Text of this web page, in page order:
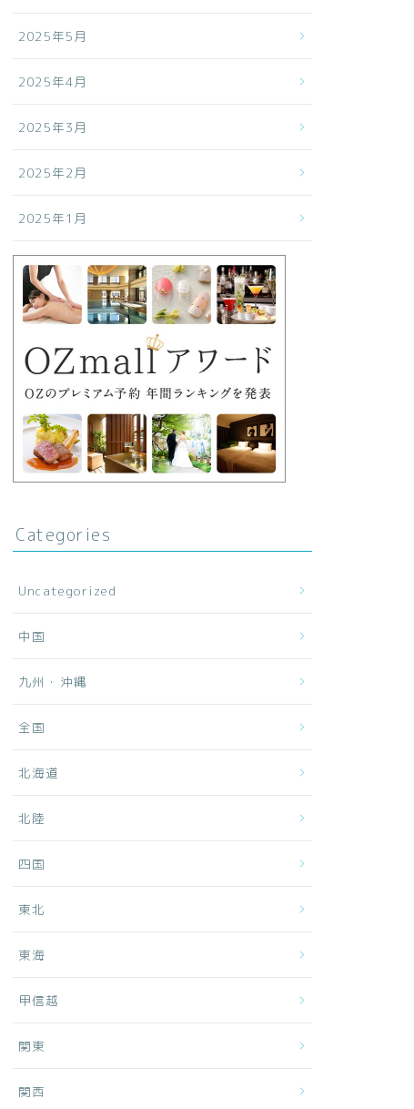
2025年5月
2025年4月
2025年3月
2025年2月
2025年1月
Categories
Uncategorized
中国
九州・沖縄
全国
北海道
北陸
四国
東北
東海
甲信越
関東
関西